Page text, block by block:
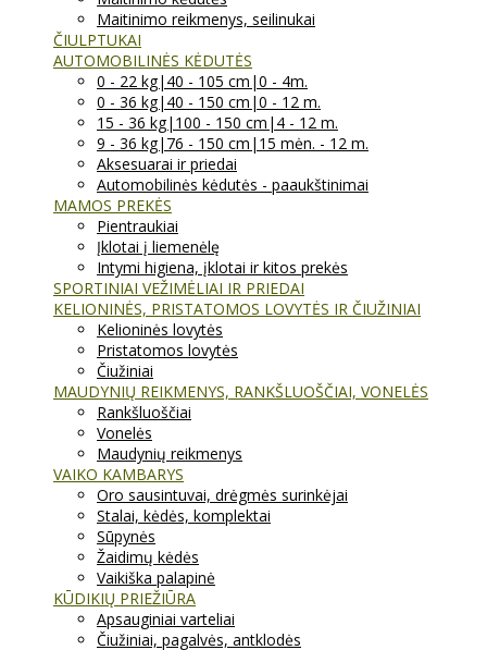
Maitinimo reikmenys, seilinukai
ČIULPTUKAI
AUTOMOBILINĖS KĖDUTĖS
0 - 22 kg|40 - 105 cm|0 - 4m.
0 - 36 kg|40 - 150 cm|0 - 12 m.
15 - 36 kg|100 - 150 cm|4 - 12 m.
9 - 36 kg|76 - 150 cm|15 mėn. - 12 m.
Aksesuarai ir priedai
Automobilinės kėdutės - paaukštinimai
MAMOS PREKĖS
Pientraukiai
Įklotai į liemenėlę
Intymi higiena, įklotai ir kitos prekės
SPORTINIAI VEŽIMĖLIAI IR PRIEDAI
KELIONINĖS, PRISTATOMOS LOVYTĖS IR ČIUŽINIAI
Kelioninės lovytės
Pristatomos lovytės
Čiužiniai
MAUDYNIŲ REIKMENYS, RANKŠLUOŠČIAI, VONELĖS
Rankšluoščiai
Vonelės
Maudynių reikmenys
VAIKO KAMBARYS
Oro sausintuvai, drėgmės surinkėjai
Stalai, kėdės, komplektai
Sūpynės
Žaidimų kėdės
Vaikiška palapinė
KŪDIKIŲ PRIEŽIŪRA
Apsauginiai varteliai
Čiužiniai, pagalvės, antklodės